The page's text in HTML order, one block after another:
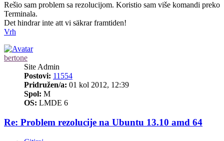
Rešio sam problem sa rezolucijom. Koristio sam više komandi preko
Terminala.
Det hindrar inte att vi säkrar framtiden!
Vrh
bertone
Site Admin
Postovi: 11554
Pridružen/a: 01 kol 2012, 12:39
Spol: M
OS: LMDE 6
Re: Problem rezolucije na Ubuntu 13.10 amd 64